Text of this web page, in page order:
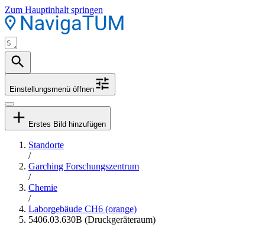
Zum Hauptinhalt springen
Einstellungsmenü öffnen
Erstes Bild hinzufügen
Standorte
/
Garching Forschungszentrum
/
Chemie
/
Laborgebäude CH6 (orange)
5406.03.630B (Druckgeräteraum)